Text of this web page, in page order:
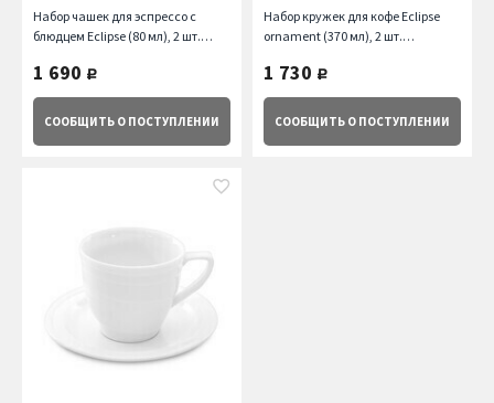
Набор чашек для эспрессо с
блюдцем Eclipse (80 мл), 2 шт.
1 690 руб.
СООБЩИТЬ О ПОСТУПЛЕНИИ
Набор кружек для кофе Eclipse
ornament (370 мл), 2 шт.
1 730 руб.
СООБЩИТЬ О ПОСТУПЛЕНИИ